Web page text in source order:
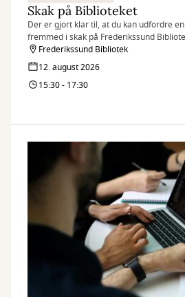
Skak på Biblioteket
Der er gjort klar til, at du kan udfordre
fremmed i skak på Frederikssund
Frederikssund Bibliotek
12. august 2026
15:30 - 17:30